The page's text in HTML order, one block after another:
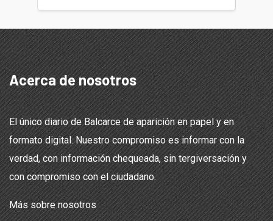
Acerca de nosotros
El único diario de Balcarce de aparición en papel y en
formato digital. Nuestro compromiso es informar con la
verdad, con información chequeada, sin tergiversación y
con compromiso con el ciudadano.
Más sobre nosotros